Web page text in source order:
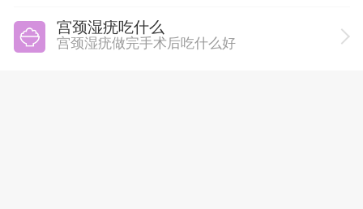
宫颈湿疣吃什么
宫颈湿疣做完手术后吃什么好